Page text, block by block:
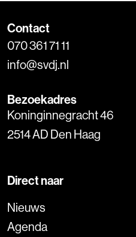
Contact
070 361 71 11
info@svdj.nl
Bezoekadres
Koninginnegracht 46
2514 AD Den Haag
Direct naar
Nieuws
Agenda